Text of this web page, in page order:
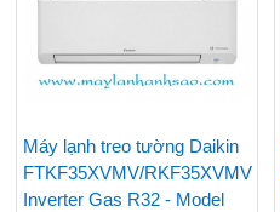
Máy lạnh treo tường Daikin
FTKF35XVMV/RKF35XVMV
Inverter Gas R32 - Model